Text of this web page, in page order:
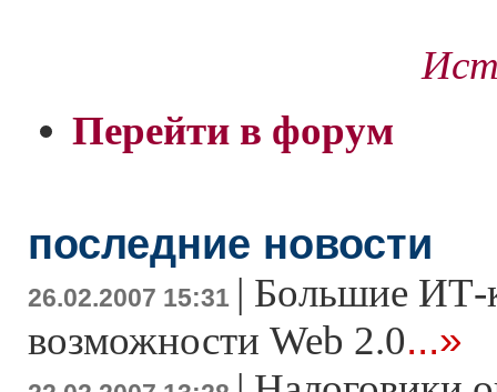
Перейти в форум
последние новости
26.02.2007 15:31 | Большие ИТ-
возможности Web 2.0...»